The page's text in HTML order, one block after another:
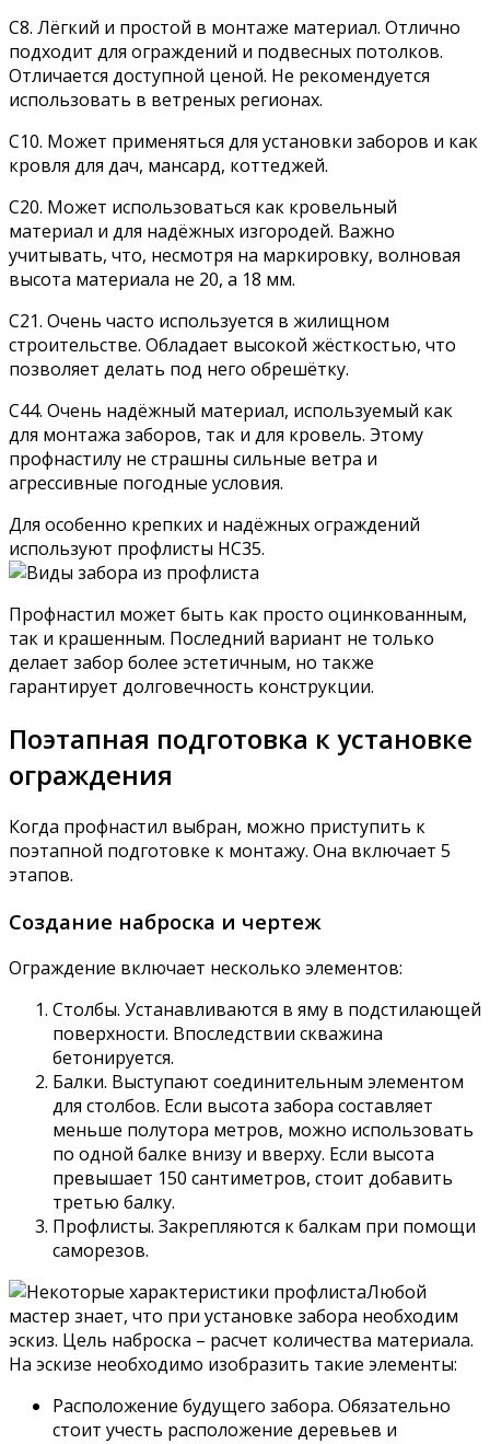
С8. Лёгкий и простой в монтаже материал. Отлично
подходит для ограждений и подвесных потолков.
Отличается доступной ценой. Не рекомендуется
использовать в ветреных регионах.
С10. Может применяться для установки заборов и как
кровля для дач, мансард, коттеджей.
С20. Может использоваться как кровельный
материал и для надёжных изгородей. Важно
учитывать, что, несмотря на маркировку, волновая
высота материала не 20, а 18 мм.
С21. Очень часто используется в жилищном
строительстве. Обладает высокой жёсткостью, что
позволяет делать под него обрешётку.
С44. Очень надёжный материал, используемый как
для монтажа заборов, так и для кровель. Этому
профнастилу не страшны сильные ветра и
агрессивные погодные условия.
Для особенно крепких и надёжных ограждений
используют профлисты НС35.
Профнастил может быть как просто оцинкованным,
так и крашенным. Последний вариант не только
делает забор более эстетичным, но также
гарантирует долговечность конструкции.
Поэтапная подготовка к установке
ограждения
Когда профнастил выбран, можно приступить к
поэтапной подготовке к монтажу. Она включает 5
этапов.
Создание наброска и чертеж
Ограждение включает несколько элементов:
Столбы. Устанавливаются в яму в подстилающей
поверхности. Впоследствии скважина
бетонируется.
Балки. Выступают соединительным элементом
для столбов. Если высота забора составляет
меньше полутора метров, можно использовать
по одной балке внизу и вверху. Если высота
превышает 150 сантиметров, стоит добавить
третью балку.
Профлисты. Закрепляются к балкам при помощи
саморезов.
Любой
мастер знает, что при установке забора необходим
эскиз. Цель наброска – расчет количества материала.
На эскизе необходимо изобразить такие элементы:
Расположение будущего забора. Обязательно
стоит учесть расположение деревьев и